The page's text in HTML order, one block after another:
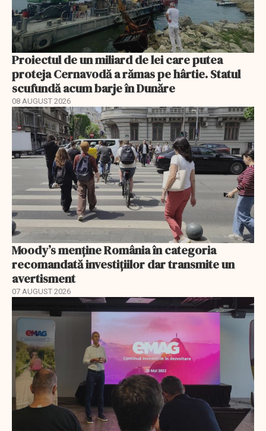
Proiectul de un miliard de lei care putea
proteja Cernavodă a rămas pe hârtie. Statul
scufundă acum barje în Dunăre
08 AUGUST 2026
Moody’s menține România în categoria
recomandată investițiilor dar transmite un
avertisment
07 AUGUST 2026